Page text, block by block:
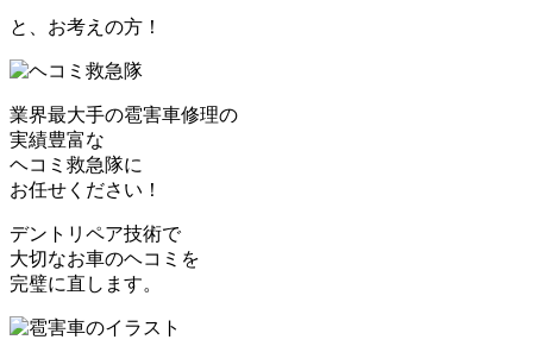
と、お考えの方！
業界最大手の雹害車修理の
実績豊富な
ヘコミ救急隊に
お任せください！
デントリペア技術で
大切なお車のヘコミを
完璧に直します。